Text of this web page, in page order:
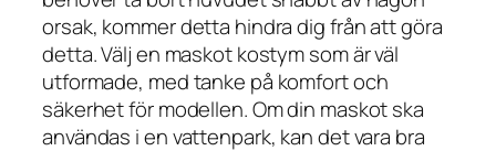
orsak, kommer detta hindra dig från att göra
detta. Välj en maskot kostym som är väl
utformade, med tanke på komfort och
säkerhet för modellen. Om din maskot ska
användas i en vattenpark, kan det vara bra